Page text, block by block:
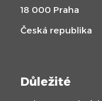
18 000 Praha
Česká republika
Důležité